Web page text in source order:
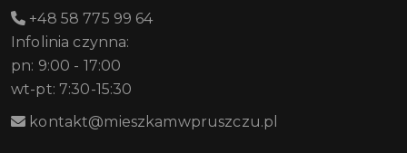
+48 58 775 99 64
Infolinia czynna:
pn: 9:00 - 17:00
wt-pt: 7:30-15:30
kontakt@mieszkamwpruszczu.pl